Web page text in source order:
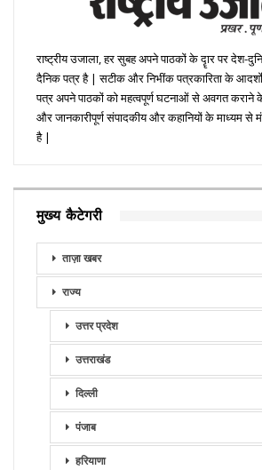
राष्ट्रीय उजाला, हर सुबह अपने पाठकों के दॄार पर देश-
दैनिक पत्र है | सटीक और निभींक पत्रकारिता के आदर्शों
पत्र अपने पाठकों को महत्वपूर्ण घटनाओं से अवगत
और जानकारीपूर्ण संपादकीय और कहानियों के माध्यम से
है |
मुख्य कैटेगरी
ताज़ा खबर
राज्य
उत्तर प्रदेश
उत्तराखंड
दिल्ली
पंजाब
हरियाणा